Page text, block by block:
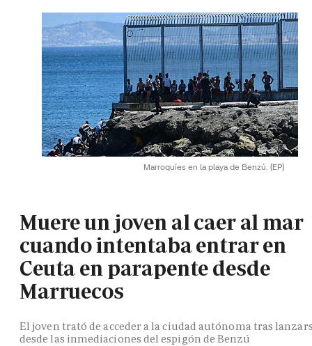
Marroquíes en la playa de Benzú. (EP)
Muere un joven al caer al mar
cuando intentaba entrar en
Ceuta en parapente desde
Marruecos
El joven trató de acceder a la ciudad autónoma tras
desde las inmediaciones del espigón de Benzú